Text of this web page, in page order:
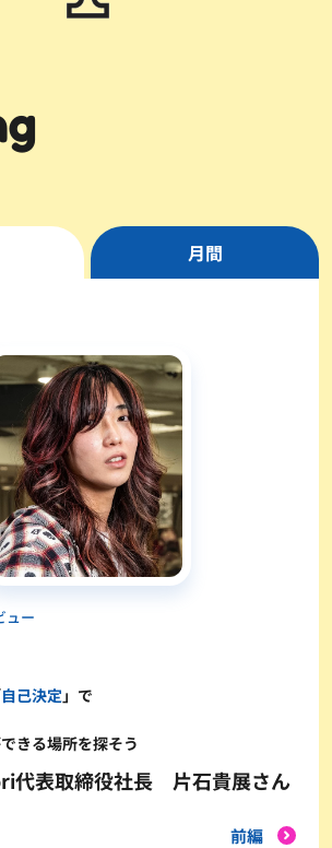
月間
ュー
自己決定 」で
きる場所を探そう
代表取締役社長 片石貴展さん
前編